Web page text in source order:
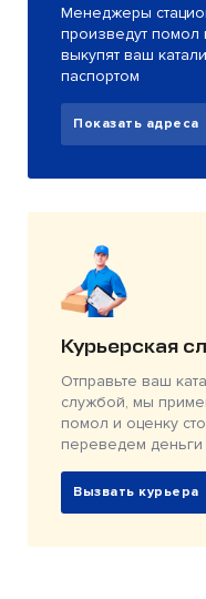
Менеджеры
произведут помол
выкупят ваш
паспортом
Показать адреса
Курьерская
Отправьте ваш
службой, мы
помол и оценку
переведем деньги
Вызвать курьера